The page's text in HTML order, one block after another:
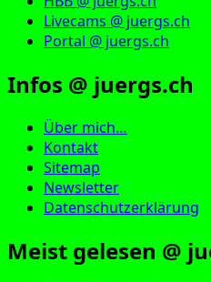
Livecams @ juergs.ch
Portal @ juergs.ch
Infos @ juergs.ch
Über mich…
Kontakt
Sitemap
Newsletter
Datenschutzerklärung
Meist gelesen @